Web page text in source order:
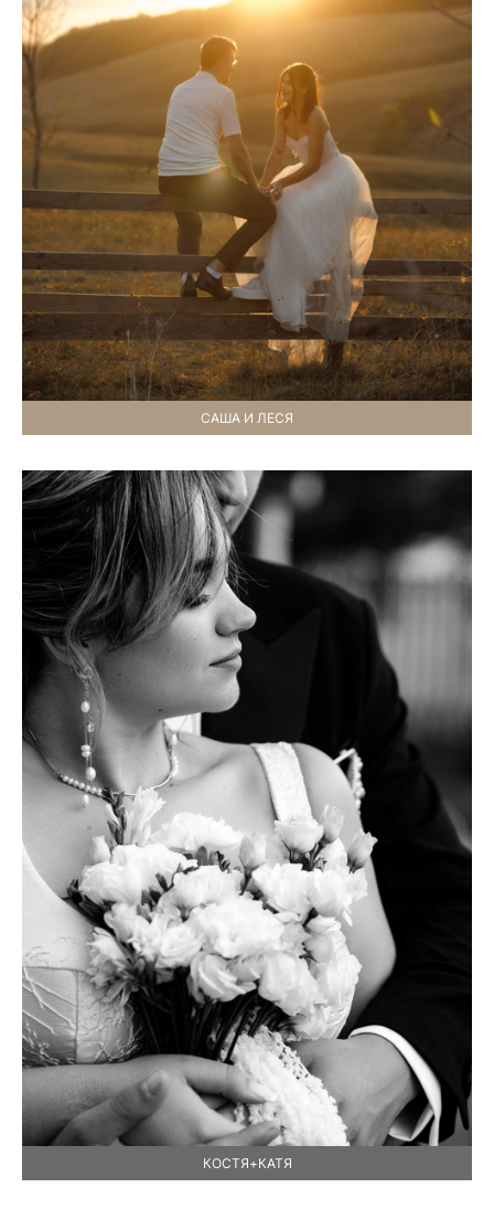
САША И ЛЕСЯ
КОСТЯ+КАТЯ